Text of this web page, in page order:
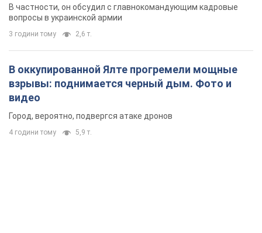
новых мерах
В частности, он обсудил с главнокомандующим кадровые
вопросы в украинской армии
3 години тому 2,6 т.
В оккупированной Ялте прогремели мощные
взрывы: поднимается черный дым. Фото и
видео
Город, вероятно, подвергся атаке дронов
4 години тому 5,9 т.